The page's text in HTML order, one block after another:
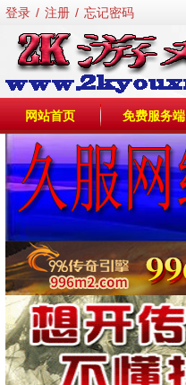
登录 / 注册 / 忘记密码
网站首页 免费服务端